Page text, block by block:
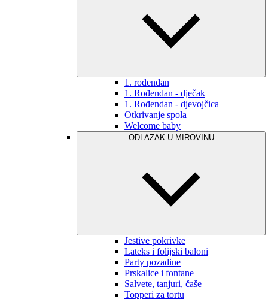
1. rođendan
1. Rođendan - dječak
1. Rođendan - djevojčica
Otkrivanje spola
Welcome baby
ODLAZAK U MIROVINU
Jestive pokrivke
Lateks i folijski baloni
Party pozadine
Prskalice i fontane
Salvete, tanjuri, čaše
Topperi za tortu